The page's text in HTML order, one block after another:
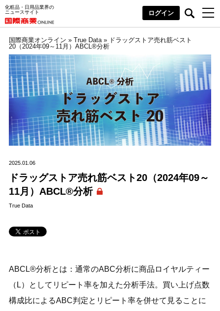
化粧品・日用品業界の
ニュースサイト
ログイン
国際商業オンライン » True Data» ドラッグストア売れ筋ベスト
20（2024年09～11月）ABCL®分析
2025.01.06
ドラッグストア売れ筋ベスト20（2024年09～
11月）ABCL®分析
True Data
ABCL®分析とは：通常のABC分析に商品ロイヤルティー
（L）としてリピート率を加えた分析手法。買い上げ点数
構成比によるABC判定とリピート率を併せて見ることに